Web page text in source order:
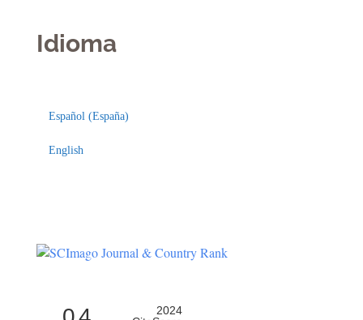
Idioma
Español (España)
English
Indexaciones
2024
Licencia